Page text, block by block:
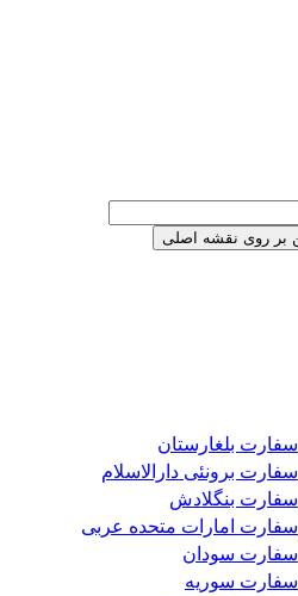
سفارت بلغارستان
سفارت برونئی دارالاسلام
سفارت بنگلادش
سفارت امارات متحده عربی
سفارت سودان
سفارت سوریه